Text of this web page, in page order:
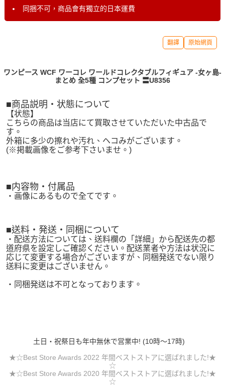
同捆不可，商品會有獨立的日本運費
翻譯 原始網頁
ワンピース WCF ワーコレ ワールドコレクタブルフィギュア -女ヶ島-
まとめ 全5種 コンプセット 〓U8356
■商品説明・状態について
【状態】
こちらの商品は当店にて買取させていただいた中古品で
す。
外箱に多少の擦れや汚れ、ヘコみがございます。
(※掲載画像をご参考下さいませ。)
■内容物・付属品
・画像にあるもので全てです。
■送料・発送・同梱について
・配送方法については、送料欄の「詳細」から配送先の都
道府県を設定しご確認ください。配送業者や方法は状況に
応じて変更する場合がございますが、同梱発送でない限り
送料に変更はございません。
・同梱発送は不可となっております。
土日・祝祭日も年中無休で営業中! (10時～17時)
★☆Best Store Awards 2022 年間ベストストアに選ばれました!★
☆
★☆Best Store Awards 2020 年間ベストストアに選ばれました!★
☆